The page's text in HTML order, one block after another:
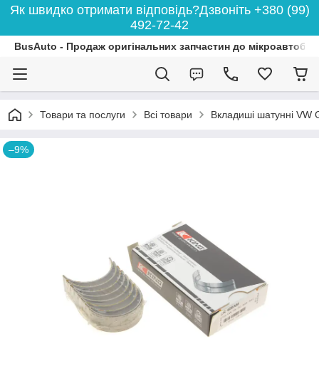
Як швидко отримати відповідь?Дзвоніть +380 (99)
492-72-42
BusAuto - Продаж оригінальних запчастин до
Товари та послуги Всі товари Вкладиші шатунні
–9%